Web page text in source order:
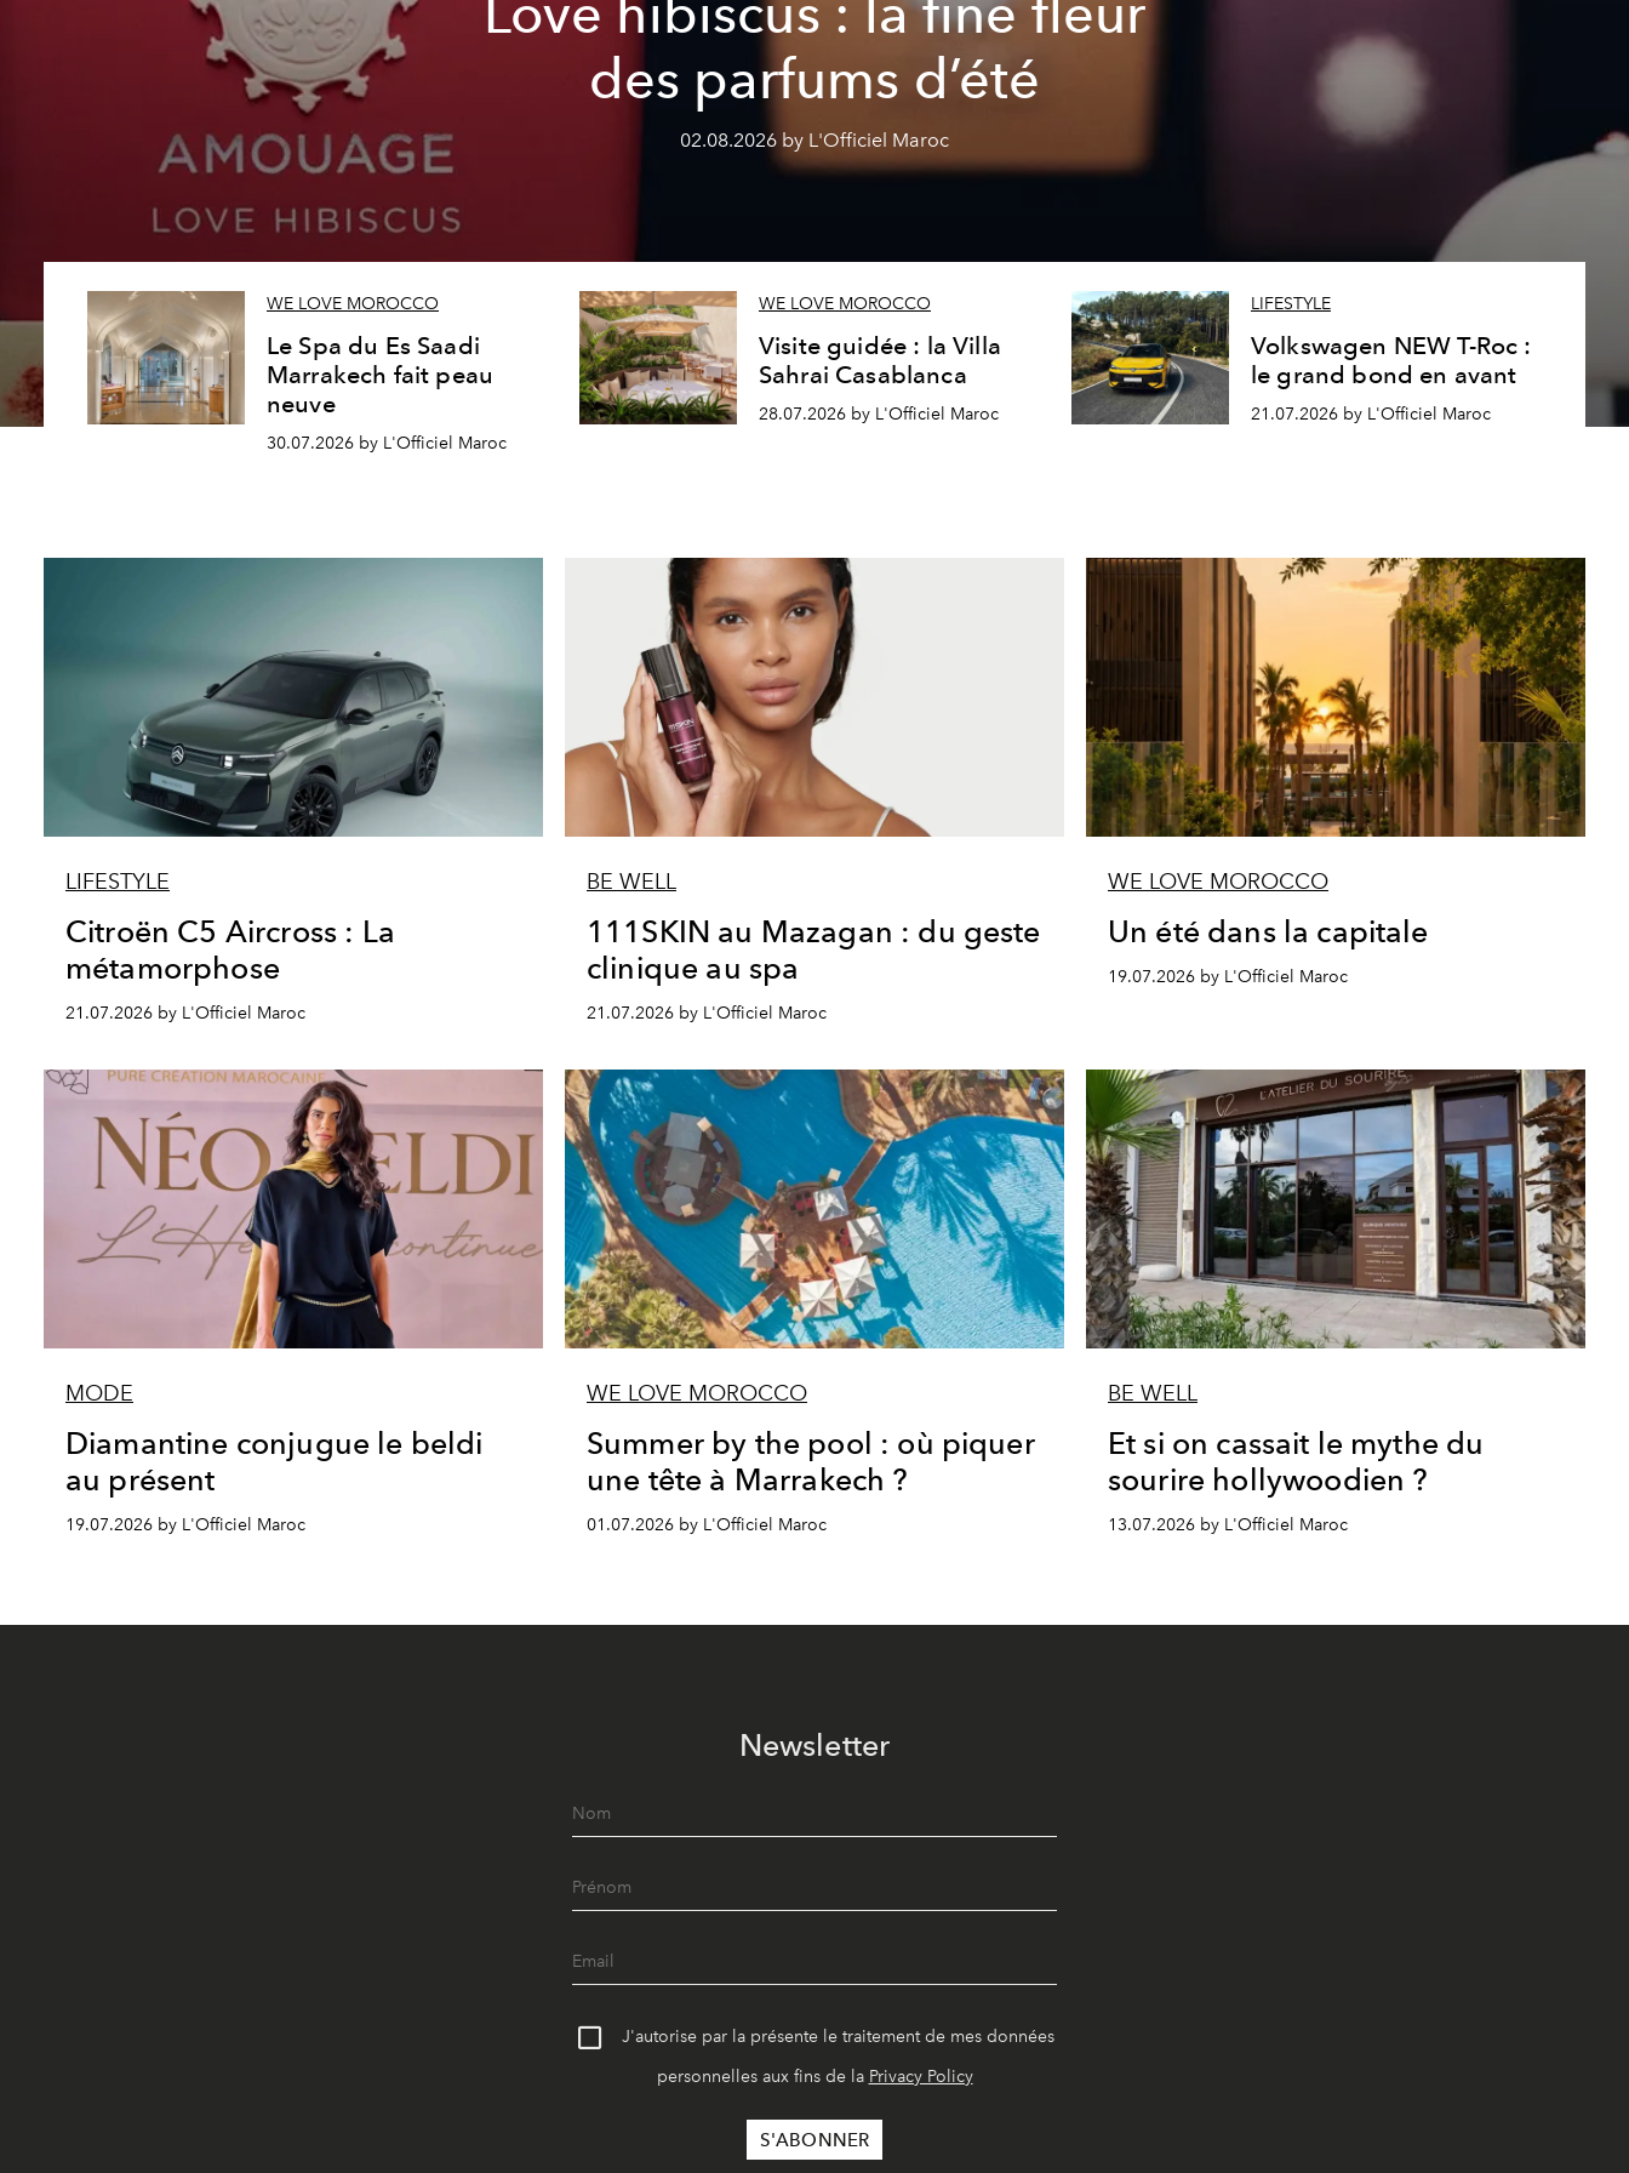
Love hibiscus : la fine fleur
des parfums d’été
02.08.2026 by L'Officiel Maroc
WE LOVE MOROCCO
Le Spa du Es Saadi
Marrakech fait peau
neuve
30.07.2026 by L'Officiel Maroc
WE LOVE MOROCCO
Visite guidée : la Villa
Sahrai Casablanca
28.07.2026 by L'Officiel Maroc
LIFESTYLE
Volkswagen NEW T-Roc :
le grand bond en avant
21.07.2026 by L'Officiel Maroc
LIFESTYLE
Citroën C5 Aircross : La
métamorphose
21.07.2026 by L'Officiel Maroc
BE WELL
111SKIN au Mazagan : du geste
clinique au spa
21.07.2026 by L'Officiel Maroc
WE LOVE MOROCCO
Un été dans la capitale
19.07.2026 by L'Officiel Maroc
MODE
Diamantine conjugue le beldi
au présent
19.07.2026 by L'Officiel Maroc
WE LOVE MOROCCO
Summer by the pool : où piquer
une tête à Marrakech ?
01.07.2026 by L'Officiel Maroc
BE WELL
Et si on cassait le mythe du
sourire hollywoodien ?
13.07.2026 by L'Officiel Maroc
Newsletter
J'autorise par la présente le traitement de mes données
personnelles aux fins de la Privacy Policy